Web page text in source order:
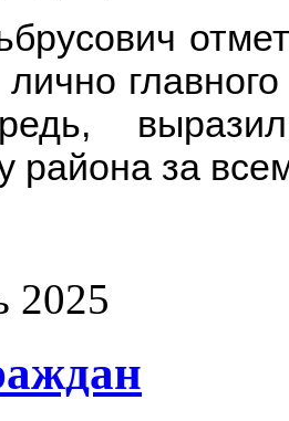
района за
2025